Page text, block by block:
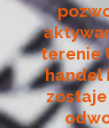
terenie
handel